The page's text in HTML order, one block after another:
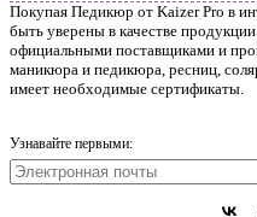
Покупая Педикюр от Kaizer Pro в
быть уверены в качестве
официальными поставщиками и
маникюра и педикюра, ресниц,
имеет необходимые сертификаты.
Узнавайте первыми: